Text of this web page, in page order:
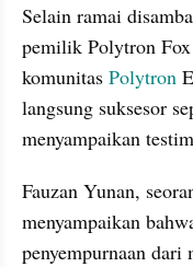
Selain ramai
pemilik Polytron
komunitas Polytron
langsung suksesor
menyampaikan
Fauzan Yunan,
menyampaikan
penyempurnaan